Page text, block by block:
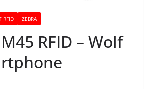
RFID ZEBRA
RFID – Wolf